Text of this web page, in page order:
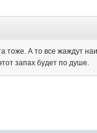
тоже. А то все жаждут
запах будет по душе.